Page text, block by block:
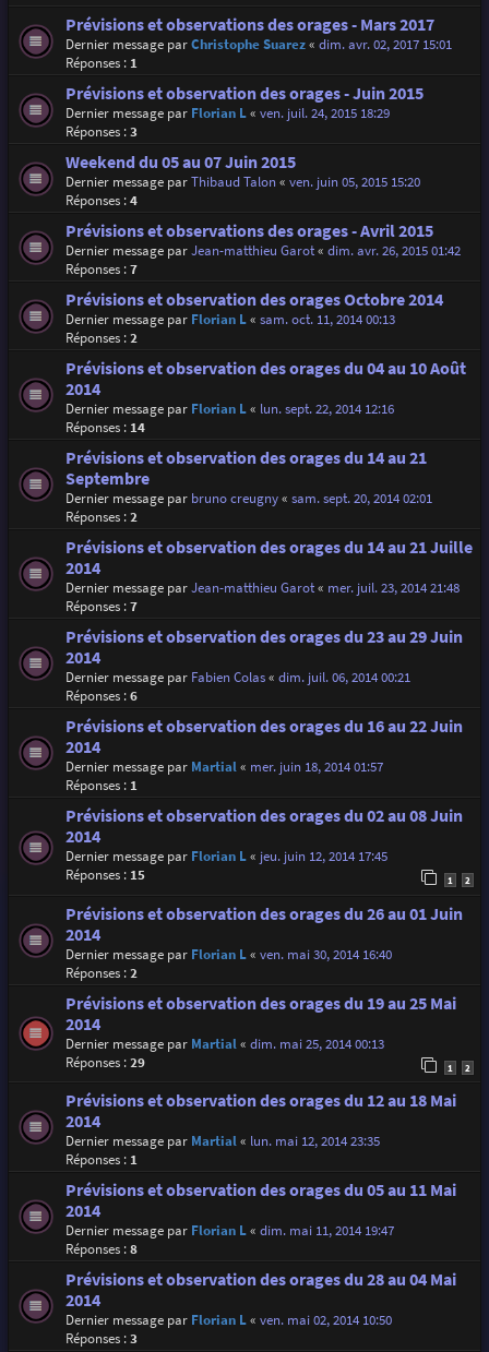
Prévisions et observations des orages - Mars 2017
Dernier message parChristophe Suarez« dim. avr. 02, 2017 15:01
Réponses : 1
Prévisions et observation des orages - Juin 2015
Dernier message par Florian L« ven. juil. 24, 2015 18:29
Réponses :3
Weekend du 05 au 07 Juin 2015
Dernier message parThibaud Talon« ven. juin 05, 2015 15:20
Réponses :4
Prévisions et observations des orages - Avril 2015
Dernier message parJean-matthieu Garot« dim. avr. 26, 2015 01:42
Réponses :7
Prévisions et observation des orages Octobre 2014
Dernier message par Florian L« sam. oct. 11, 2014 00:13
Réponses :2
Prévisions et observation des orages du 04 au 10 Août
2014
Dernier message par Florian L« lun. sept. 22, 2014 12:16
Réponses : 14
Prévisions et observation des orages du 14 au 21
Septembre
Dernier message par bruno creugny« sam. sept. 20, 2014 02:01
Réponses :2
Prévisions et observation des orages du 14 au 21 Juille
2014
Dernier message parJean-matthieu Garot« mer. juil. 23, 2014 21:48
Réponses :7
Prévisions et observation des orages du 23 au 29 Juin
2014
Dernier message par Fabien Colas« dim. juil. 06, 2014 00:21
Réponses :6
Prévisions et observation des orages du 16 au 22 Juin
2014
Dernier message par Martial« mer. juin 18, 2014 01:57
Réponses : 1
Prévisions et observation des orages du 02 au 08 Juin
2014
Dernier message par Florian L« jeu. juin 12, 2014 17:45
Réponses : 15 1 2
Prévisions et observation des orages du 26 au 01 Juin
2014
Dernier message par Florian L« ven. mai 30, 2014 16:40
Réponses :2
Prévisions et observation des orages du 19 au 25 Mai
2014
Dernier message par Martial« dim. mai 25, 2014 00:13
Réponses :29 1 2
Prévisions et observation des orages du 12 au 18 Mai
2014
Dernier message par Martial« lun. mai 12, 2014 23:35
Réponses : 1
Prévisions et observation des orages du 05 au 11 Mai
2014
Dernier message par Florian L« dim. mai 11, 2014 19:47
Réponses :8
Prévisions et observation des orages du 28 au 04 Mai
2014
Dernier message par Florian L« ven. mai 02, 2014 10:50
Réponses :3